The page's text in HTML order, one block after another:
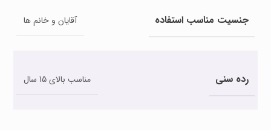
جنسیت مناسب استفاده آقایان و خانم ها
رده سنی مناسب بالای 15 سال